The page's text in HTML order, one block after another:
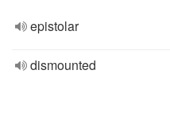
epistolar
dismounted